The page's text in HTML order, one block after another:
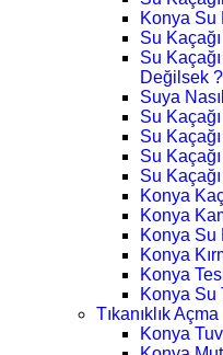
Konya Su
Su
Su
Değilsek ?
Suya
Su
Su
Su
Su
Konya
Konya
Konya Su
Konya
Konya
Konya Su
Tıkanıklık Açma
Konya